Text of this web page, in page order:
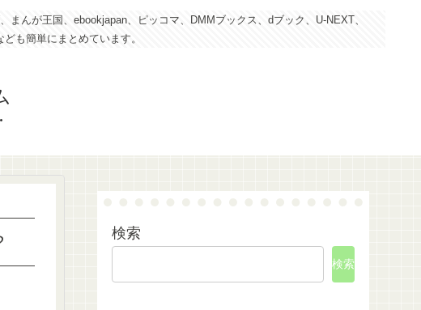
んが王国、ebookjapan、ピッコマ、DMMブックス、dブック、U-NEXT、
も簡単にまとめています。
検索
検索